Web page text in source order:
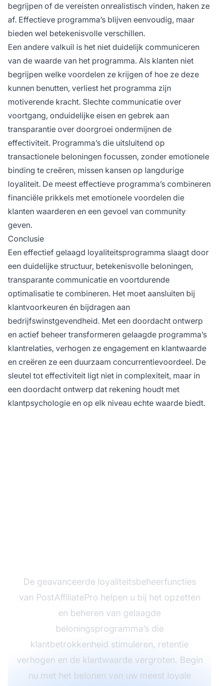
begrijpen of de vereisten onrealistisch vinden, haken ze
af. Effectieve programma’s blijven eenvoudig, maar
bieden wel betekenisvolle verschillen.
Een andere valkuil is het niet duidelijk communiceren
van de waarde van het programma. Als klanten niet
begrijpen welke voordelen ze krijgen of hoe ze deze
kunnen benutten, verliest het programma zijn
motiverende kracht. Slechte communicatie over
voortgang, onduidelijke eisen en gebrek aan
transparantie over doorgroei ondermijnen de
effectiviteit. Programma’s die uitsluitend op
transactionele beloningen focussen, zonder emotionele
binding te creëren, missen kansen op langdurige
loyaliteit. De meest effectieve programma’s combineren
financiële prikkels met emotionele voordelen die
klanten waarderen en een gevoel van community
geven.
Conclusie
Een effectief gelaagd loyaliteitsprogramma slaagt door
een duidelijke structuur, betekenisvolle beloningen,
transparante communicatie en voortdurende
optimalisatie te combineren. Het moet aansluiten bij
klantvoorkeuren én bijdragen aan
bedrijfswinstgevendheid. Met een doordacht ontwerp
en actief beheer transformeren gelaagde programma’s
klantrelaties, verhogen ze engagement en klantwaarde
en creëren ze een duurzaam concurrentievoordeel. De
sleutel tot effectiviteit ligt niet in complexiteit, maar in
een doordacht ontwerp dat rekening houdt met
klantpsychologie en op elk niveau echte waarde biedt.
De geavanceerde loyaliteitsbeheerfuncties
van PostAffiliatePro helpen u bij het opzetten
en beheren van gelaagde
beloningsprogramma’s die
klantbetrokkenheid stimuleren, retentie
verhogen en de klantwaarde vergroten. Begin
nu met het belonen van uw meest loyale